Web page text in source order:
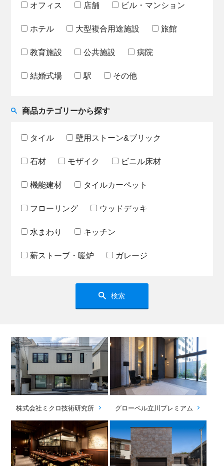
オフィス 店舗 ビル・マンション
ホテル 大型複合用途施設 旅館
教育施設 公共施設 病院
結婚式場 駅 その他
商品カテゴリーから探す
タイル 壁用ストーン&ブリック
石材 モザイク ビニル床材
機能建材 タイルカーペット
フローリング ウッドデッキ
水まわり キッチン
薪ストーブ・暖炉 ガレージ
検索
株式会社ミクロ技術研究所 グローベル立川プレミアム